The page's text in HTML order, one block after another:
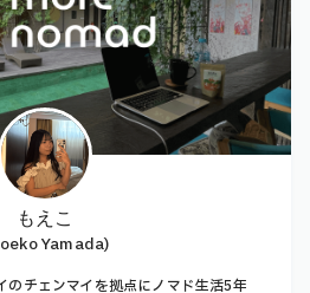
もえこ
Yamada)
チェンマイを拠点にノマド生活5年